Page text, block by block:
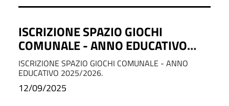
ISCRIZIONE SPAZIO GIOCHI
COMUNALE - ANNO EDUCATIVO
2025/2026.
ISCRIZIONE SPAZIO GIOCHI COMUNALE - ANNO
EDUCATIVO 2025/2026.
12/09/2025